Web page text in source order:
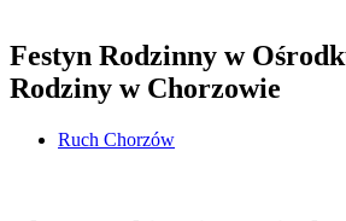
Festyn Rodzinny w
Rodziny w Chorzowie
Ruch Chorzów